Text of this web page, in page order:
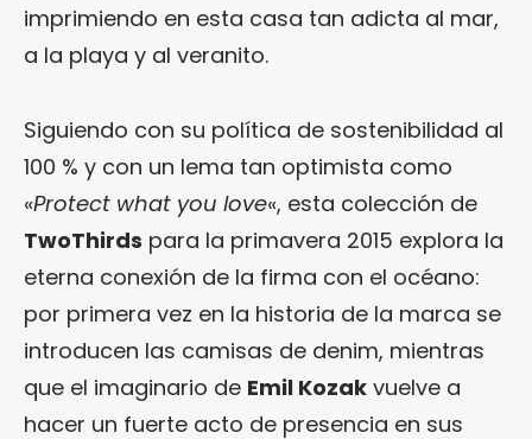
imprimiendo en esta casa tan adicta al mar,
a la playa y al veranito.
Siguiendo con su política de sostenibilidad al
100 % y con un lema tan optimista como
«Protect what you love«, esta colección de
TwoThirds para la primavera 2015 explora la
eterna conexión de la firma con el océano:
por primera vez en la historia de la marca se
introducen las camisas de denim, mientras
que el imaginario de Emil Kozak vuelve a
hacer un fuerte acto de presencia en sus